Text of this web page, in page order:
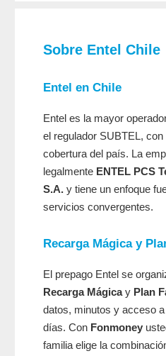
Sobre Entel Chile
Entel en Chile
Entel es la mayor
el regulador SUBTEL,
cobertura del país. La
legalmente ENTEL PCS
S.A. y tiene un enfoque
servicios convergentes.
Recarga Mágica y
El prepago Entel se
Recarga Mágicay Plan
datos, minutos y acceso
días. Con Fonmoney
familia elige la